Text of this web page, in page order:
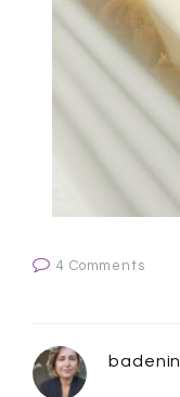
4 Comments